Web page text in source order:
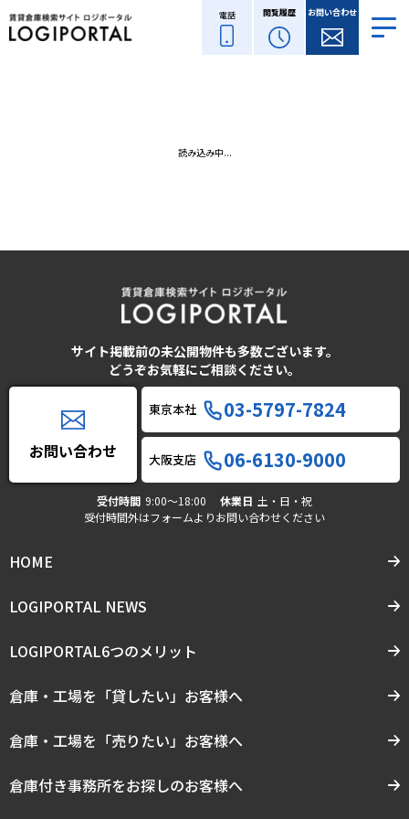
電話 閲覧履歴 お問い合わせ
読み込み中...
サイト掲載前の未公開物件も多数ございます。
どうぞお気軽にご相談ください。
お問い合わせ
東京本社 03-5797-7824
大阪支店 06-6130-9000
受付時間 9:00〜18:00 休業日 土・日・祝
受付時間外はフォームよりお問い合わせください
HOME
LOGIPORTAL NEWS
LOGIPORTAL6つのメリット
倉庫・工場を「貸したい」お客様へ
倉庫・工場を「売りたい」お客様へ
倉庫付き事務所をお探しのお客様へ